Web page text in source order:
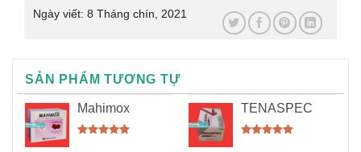
Ngày viết: 8 Tháng chín, 2021
SẢN PHẨM TƯƠNG TỰ
Mahimox TENASPEC